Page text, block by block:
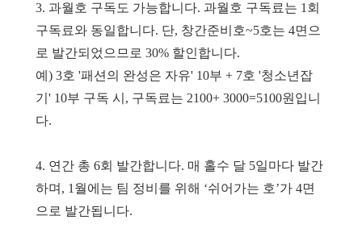
3. 과월호 구독도 가능합니다. 과월호 구독료는 1회
구독료와 동일합니다. 단, 창간준비호~5호는 4면으
로 발간되었으므로 30% 할인합니다.
예) 3호 '패션의 완성은 자유' 10부 + 7호 '청소년잡
기' 10부 구독 시, 구독료는 2100+ 3000=5100원입니
다.
4. 연간 총 6회 발간합니다. 매 홀수 달 5일마다 발간
하며, 1월에는 팀 정비를 위해 ‘쉬어가는 호’가 4면
으로 발간됩니다.